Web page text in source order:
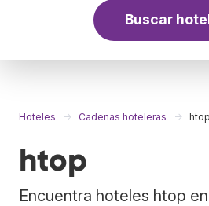
Buscar
Hoteles Cadenas hoteleras htop
htop
Encuentra hoteles htop